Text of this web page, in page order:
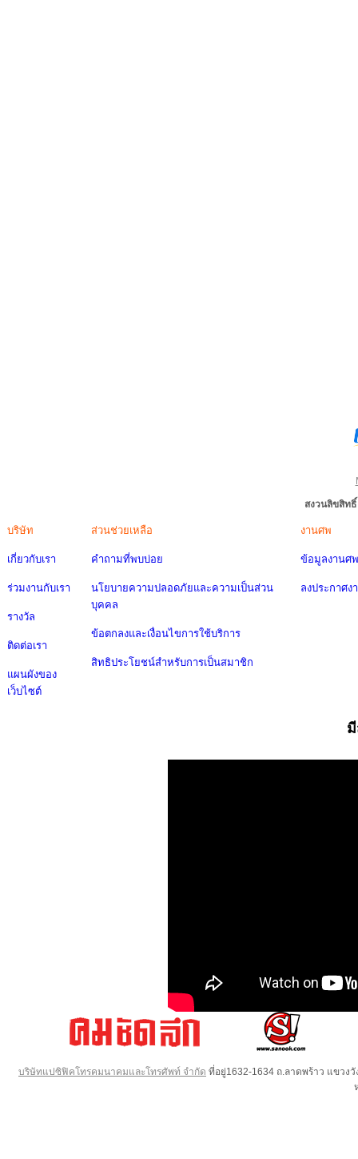
สงวนลิขสิท
บริษัท
เกี่ยวกับเรา
ร่วมงานกับเรา
รางวัล
ติดต่อเรา
แผนผังของ
เว็บไซต์
ส่วนช่วยเหลือ
คำถามที่พบบ่อย
นโยบายความปลอดภัยและความเป็นส่วน
บุคคล
ข้อตกลงและเงื่อนไขการใช้บริการ
สิทธิประโยชน์สำหรับการเป็นสมาชิก
งานศพ
ข้อมูลงานศพ
ลงประกาศง
บริษัทแปซิฟิคโทรคมนาคมและโทรศัพท์ จำกัด ที่อยู่1632-1634 ถ.ลาดพร้าว แขวง